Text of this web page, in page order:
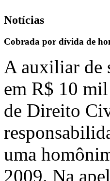
Notícias
Cobrada por dívida de
A auxiliar de
em R$ 10
de Direito
uma
2009. Na